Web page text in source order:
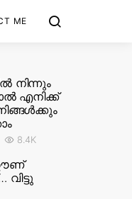
ME
നിന്നും
എനിക്ക്
8.4K
ഊണ്